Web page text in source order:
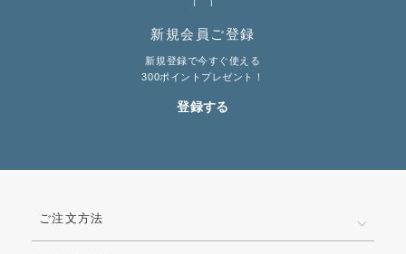
新規会員ご登録
新規登録で今すぐ使える
300ポイントプレゼント！
登録する
ご注文方法